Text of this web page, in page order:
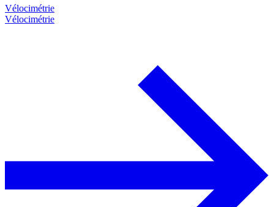
Vélocimétrie
Vélocimétrie